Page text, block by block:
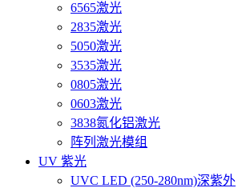
6565激光
2835激光
5050激光
3535激光
0805激光
0603激光
3838氮化铝激光
阵列激光模组
UV 紫光
UVC LED (250-280nm)深紫外